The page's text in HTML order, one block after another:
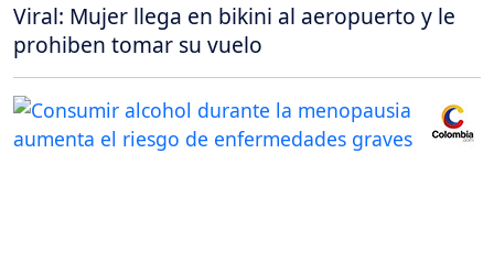
Viral: Mujer llega en bikini al aeropuerto y le
prohiben tomar su vuelo